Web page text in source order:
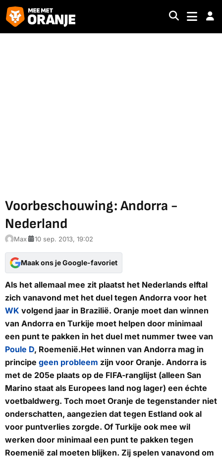
Voorbeschouwing: Andorra -
Nederland
Max 10 sep. 2013, 19:02
Maak ons je Google-favoriet
Als het allemaal mee zit plaatst het Nederlands elftal
zich vanavond met het duel tegen Andorra voor het
WK volgend jaar in Brazilië. Oranje moet dan winnen
van Andorra en Turkije moet helpen door minimaal
een punt te pakken in het duel met nummer twee van
Poule D, Roemenië.Het winnen van Andorra mag in
principe geen probleem zijn voor Oranje. Andorra is
met de 205e plaats op de FIFA-ranglijst (alleen San
Marino staat als Europees land nog lager) een échte
voetbaldwerg. Toch moet Oranje de tegenstander niet
onderschatten, aangezien dat tegen Estland ook al
voor puntverlies zorgde. Of Turkije ook mee wil
werken door minimaal een punt te pakken tegen
Roemenië zal moeten blijken. Zij spelen vanavond om